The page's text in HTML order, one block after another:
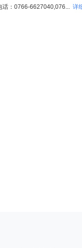
：0766-6627040,076... 详